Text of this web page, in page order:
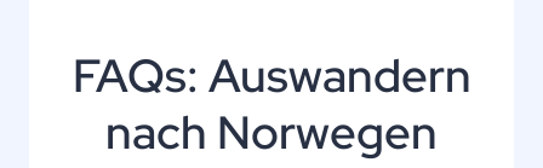
FAQs: Auswandern
nach Norwegen